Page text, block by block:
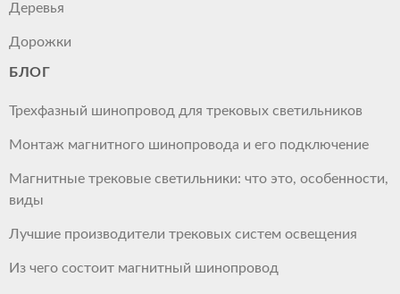
Деревья
Дорожки
БЛОГ
Трехфазный шинопровод для трековых светильников
Монтаж магнитного шинопровода и его подключение
Магнитные трековые светильники: что это, особенности,
виды
Лучшие производители трековых систем освещения
Из чего состоит магнитный шинопровод